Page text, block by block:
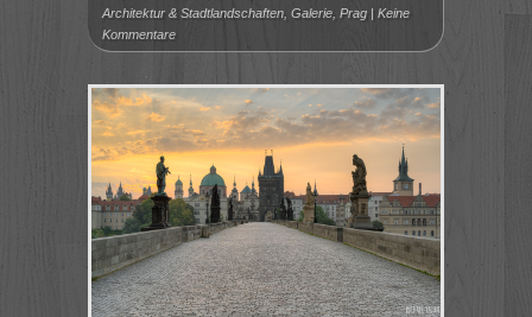
Architektur & Stadtlandschaften Galerie Prag | Keine
Kommentare